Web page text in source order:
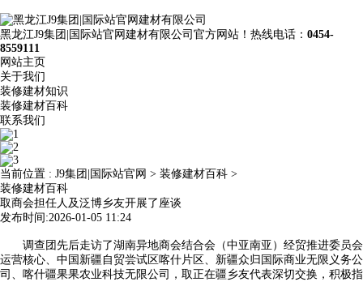
黑龙江J9集团|国际站官网建材有限公司官方网站！热线电话： 0454-
8559111
网站主页
关于我们
装修建材知识
装修建材百科
联系我们
当前位置 : J9集团|国际站官网 > 装修建材百科 >
装修建材百科
取商会担任人及泛博乡友开展了座谈
发布时间:2026-01-05 11:24
调查团先后走访了湖南异地商会结合会（中亚南亚）经贸推进委员会
运营核心、中国新疆自贸尝试区喀什片区、新疆众归国际商业无限义务公
司、喀什疆果果农业科技无限公司，取正在疆乡友代表深切交换，积极指